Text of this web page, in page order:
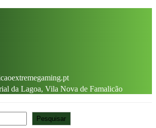
da Lagoa, Vila Nova de Famalicão
Pesquisar